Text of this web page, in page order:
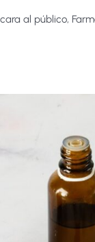
al público,